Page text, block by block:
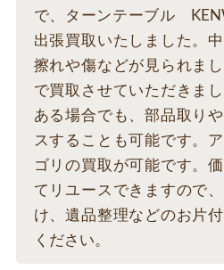
で、ターンテーブル
出張買取いたしました。
擦れや傷などが見られま
で買取させていただきま
ある場合でも、部品取り
スすることも可能です。
ゴリの買取が可能です。
てリユースできますので
け、遺品整理などのお片
ください。